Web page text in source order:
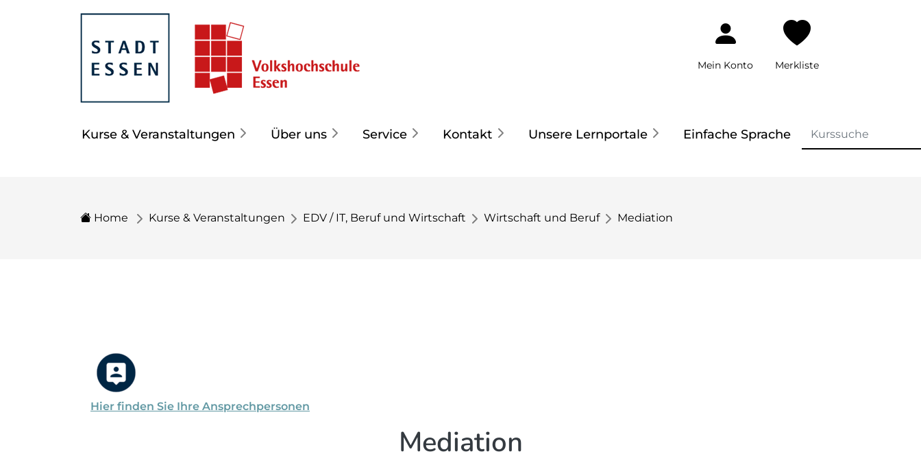
Mein Konto Merkliste
Kurse & Veranstaltungen Über uns Service Kontakt Unsere Lernportale Einfache Sprache
Home Kurse & Veranstaltungen EDV / IT, Beruf und Wirtschaft Wirtschaft und Beruf Mediation
Hier finden Sie Ihre Ansprechpersonen
Mediation